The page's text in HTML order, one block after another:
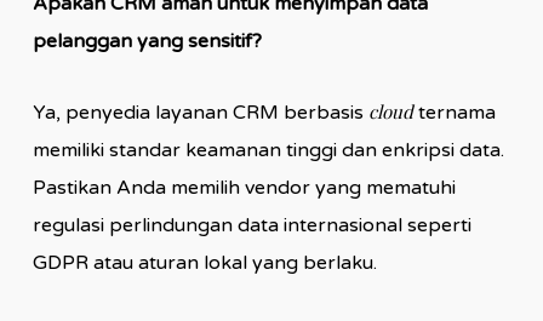
pelanggan yang sensitif?
Ya, penyedia layanan CRM berbasis cloudternama
memiliki standar keamanan tinggi dan enkripsi data.
Pastikan Anda memilih vendor yang mematuhi
regulasi perlindungan data internasional seperti
GDPR atau aturan lokal yang berlaku.